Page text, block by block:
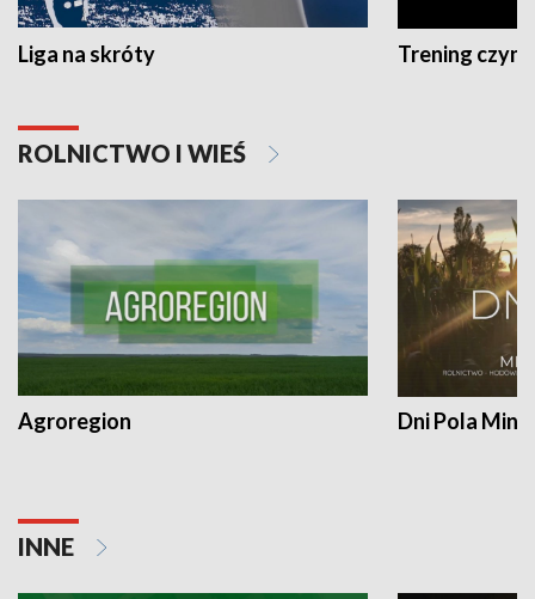
Liga na skróty Trening czyni
ROLNICTWO I WIEŚ
Agroregion Dni Pola
INNE